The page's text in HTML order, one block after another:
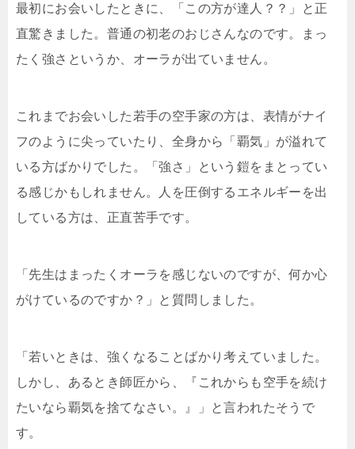
最初にお会いしたときに、「この方が達人？？」と正
直驚きました。普通の初老のおじさんなのです。まっ
たく強さというか、オーラが出ていません。
これまでお会いした若手の空手家の方は、表情がナイ
フのように尖っていたり、全身から「覇気」が溢れて
いる方ばかりでした。「強さ」という鎧をまとってい
る感じかもしれません。人を圧倒するエネルギーを出
している方は、正直苦手です。
「先生はまったくオーラを感じないのですが、何か心
がけているのですか？」と質問しました。
「若いときは、強くなることばかり考えていました。
しかし、あるとき師匠から、『これからも空手を続け
たいなら覇気を捨てなさい。』」と言われたそうで
す。